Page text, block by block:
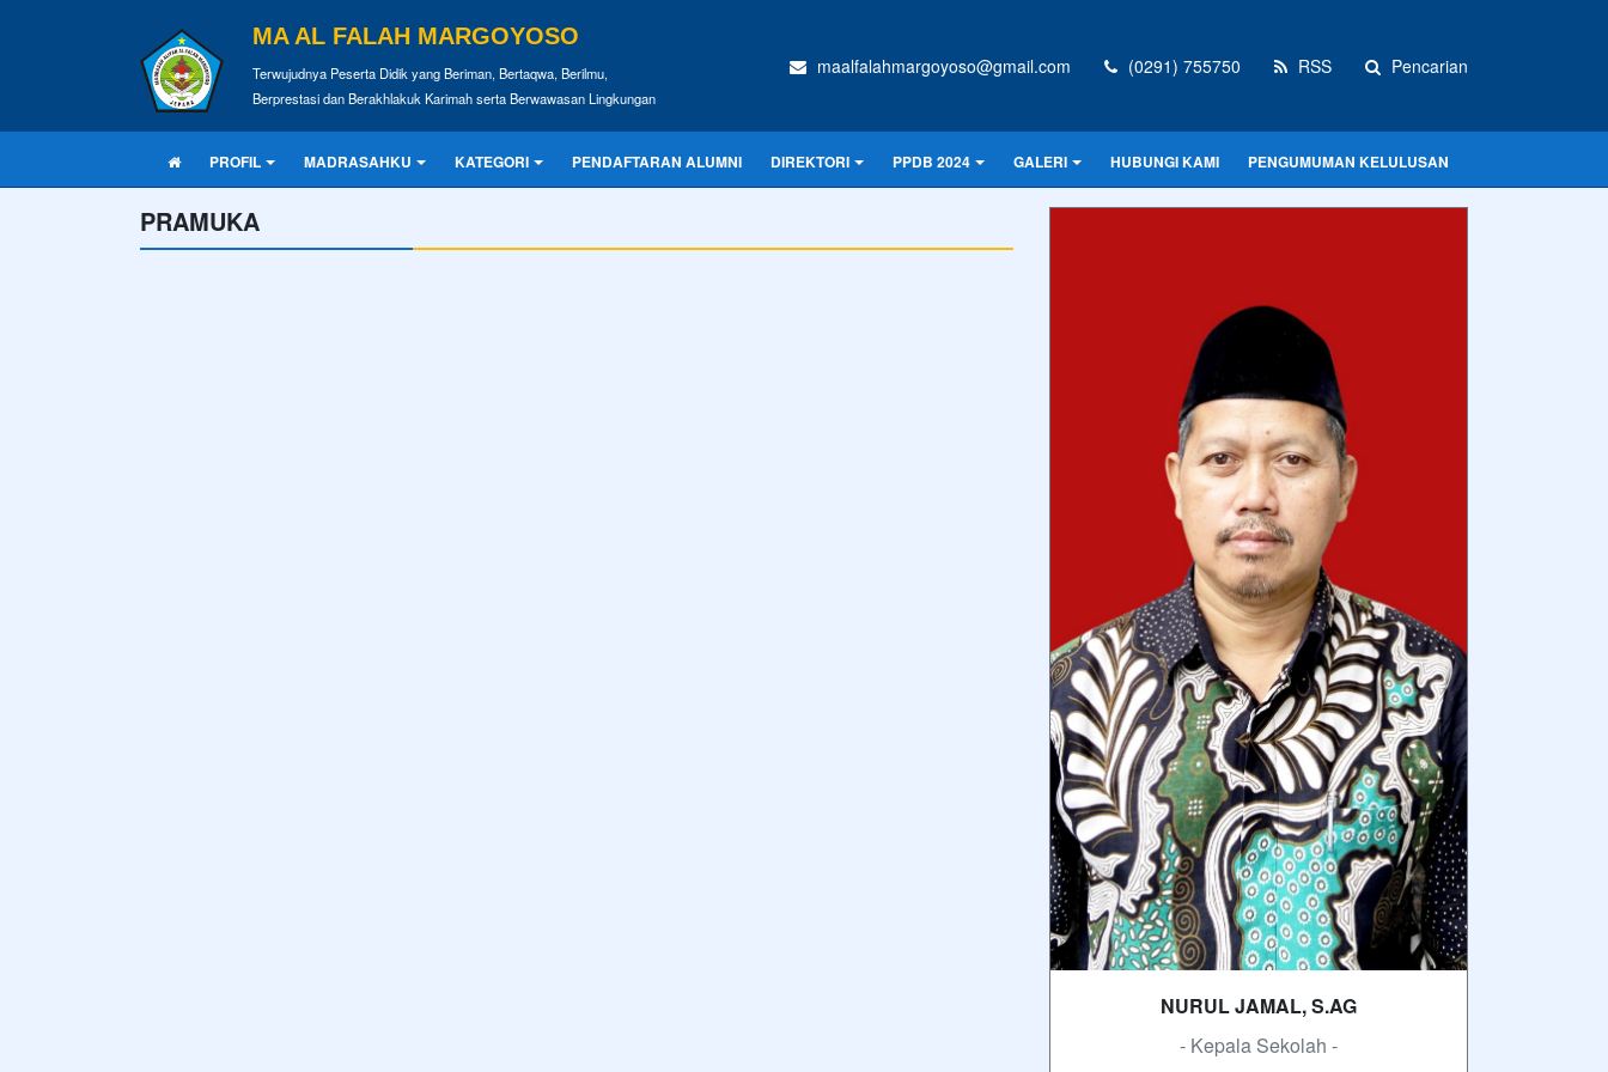
MA AL FALAH MARGOYOSO
Terwujudnya Peserta Didik yang Beriman, Bertaqwa, Berilmu,
Berprestasi dan Berakhlakuk Karimah serta Berwawasan Lingkungan
maalfalahmargoyoso@gmail.com (0291) 755750 RSS Pencarian
PROFIL MADRASAHKU KATEGORI PENDAFTARAN ALUMNI DIREKTORI PPDB 2024 GALERI HUBUNGI KAMI PENGUMUMAN KELULUSAN
PRAMUKA
NURUL JAMAL, S.AG
- Kepala Sekolah -